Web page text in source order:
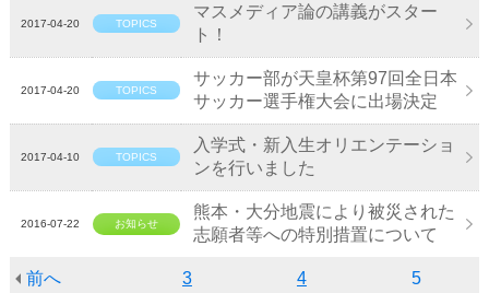
2017-04-20 TOPICS
マスメディア論の講義がスター
ト！
2017-04-20 TOPICS
サッカー部が天皇杯第97回全日本
サッカー選手権大会に出場決定
2017-04-10 TOPICS
入学式・新入生オリエンテーショ
ンを行いました
2016-07-22 お知らせ
熊本・大分地震により被災された
志願者等への特別措置について
前へ 3 4 5